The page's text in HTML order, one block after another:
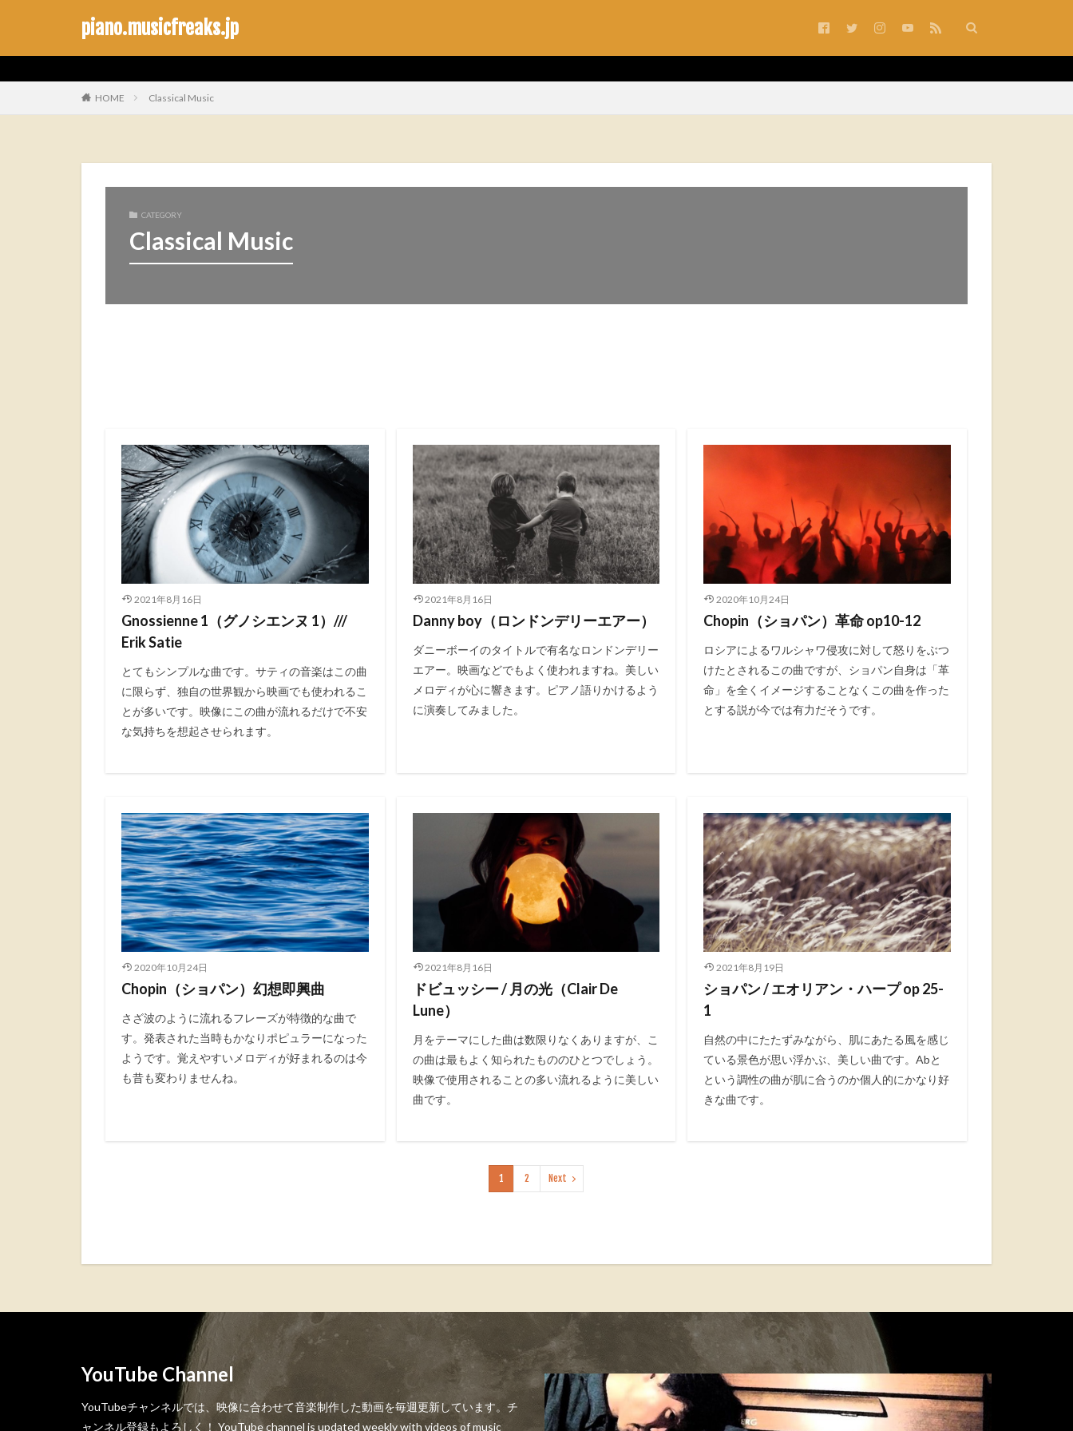
piano.musicfreaks.jp
HOME Classical Music
CATEGORY
Classical Music
2021年8月16日
Gnossienne 1（グノシエンヌ 1）///
Erik Satie
とてもシンプルな曲です。サティの音楽はこの曲
に限らず、独自の世界観から映画でも使われるこ
とが多いです。映像にこの曲が流れるだけで不安
な気持ちを想起させられます。
2021年8月16日
Danny boy（ロンドンデリーエアー）
ダニーボーイのタイトルで有名なロンドンデリー
エアー。映画などでもよく使われますね。美しい
メロディが心に響きます。ピアノ語りかけるよう
に演奏してみました。
2020年10月24日
Chopin（ショパン）革命 op10-12
ロシアによるワルシャワ侵攻に対して怒りをぶつ
けたとされるこの曲ですが、ショパン自身は「革
命」を全くイメージすることなくこの曲を作った
とする説が今では有力だそうです。
2020年10月24日
Chopin（ショパン）幻想即興曲
さざ波のように流れるフレーズが特徴的な曲で
す。発表された当時もかなりポピュラーになった
ようです。覚えやすいメロディが好まれるのは今
も昔も変わりませんね。
2021年8月16日
ドビュッシー / 月の光（Clair De
Lune）
月をテーマにした曲は数限りなくありますが、こ
の曲は最もよく知られたもののひとつでしょう。
映像で使用されることの多い流れるように美しい
曲です。
2021年8月19日
ショパン / エオリアン・ハープ op 25-
1
自然の中にたたずみながら、肌にあたる風を感じ
ている景色が思い浮かぶ、美しい曲です。Abと
という調性の曲が肌に合うのか個人的にかなり好
きな曲です。
1 2 Next
YouTube Channel
YouTubeチャンネルでは、映像に合わせて音楽制作した動画を毎週更新しています。チ
ャンネル登録もよろしく！ YouTube channel is updated weekly with videos of music